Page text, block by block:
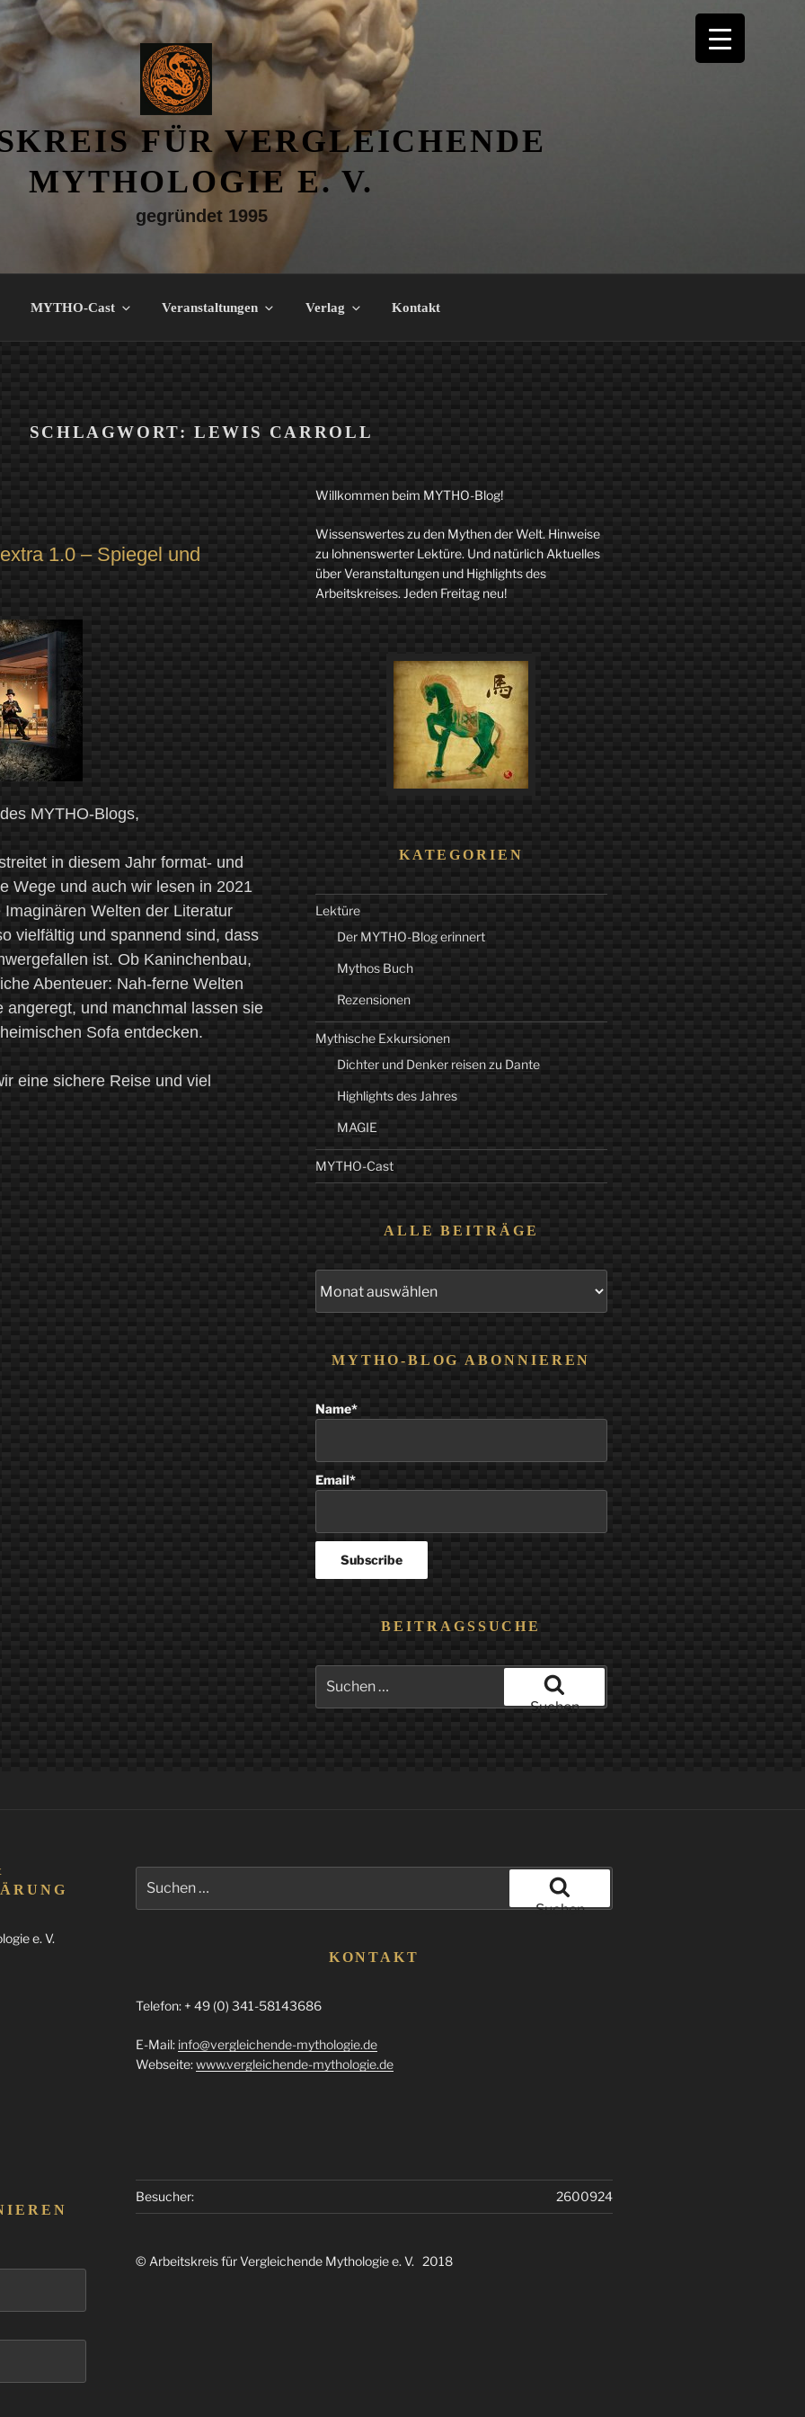
FÜR VERGLEICHENDE
MYTHOLOGIE E. V.
gegründet 1995
MYTHO-Cast Veranstaltungen Verlag Kontakt
SCHLAGWORT:LEWIS CARROLL
1.0 – Spiegel und
MYTHO-Blogs,
in diesem Jahr format- und
Wege und auch wir lesen in 2021
Imaginären Welten der Literatur
vielfältig und spannend sind, dass
ist. Ob Kaninchenbau,
Abenteuer: Nah-ferne Welten
angeregt, und manchmal lassen sie
Sofa entdecken.
eine sichere Reise und viel
Willkommen beim MYTHO-Blog!
Wissenswertes zu den Mythen der Welt. Hinweise
zu lohnenswerter Lektüre. Und natürlich Aktuelles
über Veranstaltungen und Highlights des
Arbeitskreises. Jeden Freitag neu!
KATEGORIEN
Lektüre
Der MYTHO-Blog erinnert
Mythos Buch
Rezensionen
Mythische Exkursionen
Dichter und Denker reisen zu Dante
Highlights des Jahres
MAGIE
MYTHO-Cast
ALLE BEITRÄGE
Beiträge
MYTHO-BLOG ABONNIEREN
Name*
Email*
BEITRAGSSUCHE
nach:
Suchen
e. V.
nach:
Suchen
KONTAKT
Telefon: + 49 (0) 341-58143686
E-Mail: info@vergleichende-mythologie.de
Webseite:www.vergleichende-mythologie.de
2600924
Besucher:
© Arbeitskreis für Vergleichende Mythologie e. V. 2018